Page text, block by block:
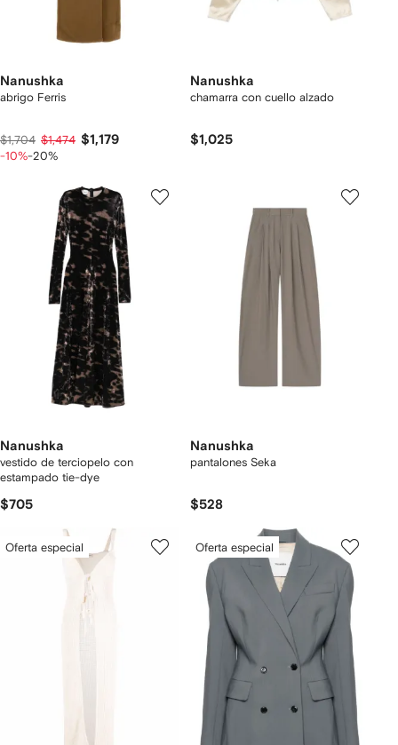
Nanushka
abrigo Ferris
$1,704 $1,474 $1,179
-10%-20%
Nanushka
chamarra con cuello alzado
$1,025
Nanushka
vestido de terciopelo con
estampado tie-dye
$705
Nanushka
pantalones Seka
$528
Oferta especial Oferta especial